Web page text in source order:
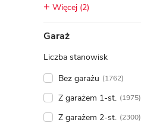
Więcej (2)
Garaż
Liczba stanowisk
Bez garażu (1762)
Z garażem 1-st. (1975)
Z garażem 2-st. (2300)